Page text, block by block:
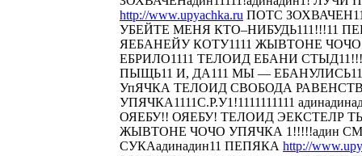
http://www.upyachka.ru ПОТС
УБЕЙТЕ МЕНЯ КТО–НИБУДЬ111!!!11
ЯЕБАНЕЙУ КОТУ1111 ЖЫВТОНЕ ЧОЧО
ЕБРИЛО1111 ТЕЛОИД ЕБАНИ СТЫД11!!!
ПЫЩЬ11 И, ДА111 МЫ —
УпЯЧКА ТЕЛОИД СВОБОДА
УПЯЧКА1111С.Р.У1!1111111111
ОЯЕБУ!! ОЯЕБУ! ТЕЛОИД ЭЕКСТЕЛР
ЖЫВТОНЕ ЧОЧО УПЯЧКА 1!!!!!адин
СУКАадинадин11 ПЕПЯКА http://